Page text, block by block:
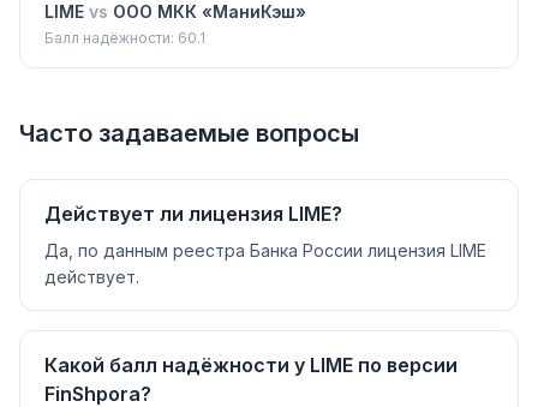
LIME vs ООО МКК «МаниКэш»
Балл надёжности: 60.1
Часто задаваемые вопросы
Действует ли лицензия LIME?
Да, по данным реестра Банка России лицензия LIME
действует.
Какой балл надёжности у LIME по версии
FinShpora?